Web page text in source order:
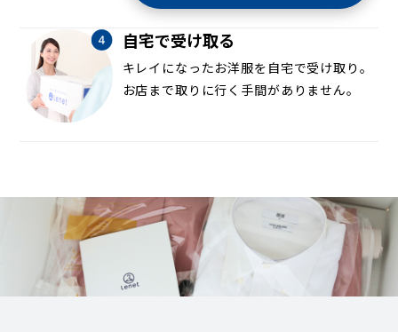
自宅で受け取る
キレイになったお洋服を自宅で受け取り。
お店まで取りに行く手間がありません。